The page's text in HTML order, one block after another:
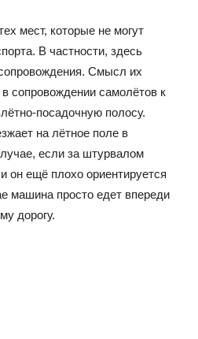
мест, которые не могут
В частности, здесь
Смысл их
сопровождении самолётов к
посадочную полосу.
на лётное поле в
если за штурвалом
он ещё плохо ориентируется
машина просто едет впереди
дорогу.